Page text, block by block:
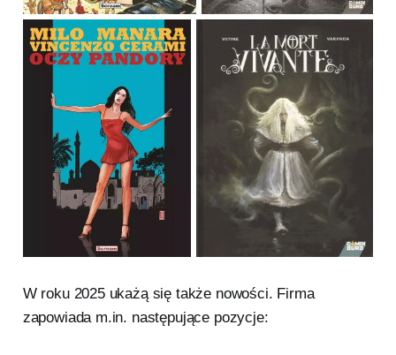
W roku 2025 ukażą się także nowości. Firma
zapowiada m.in. następujące pozycje: